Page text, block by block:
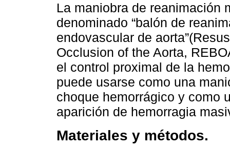
La maniobra de reanimación
denominado “balón de
endovascular de
Occlusion of the Aorta,
el control proximal de la
puede usarse como una
choque hemorrágico y como
aparición de hemorragia
Materiales y métodos.